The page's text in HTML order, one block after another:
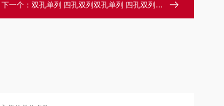
下一个： 双孔单列 四孔双列双孔单列 四孔双列电热恒温水浴锅特点：